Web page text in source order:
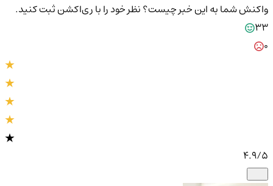
واکنش شما به این خبر چیست؟نظر خود را با ری‌اکشن ثبت کنید.
33
4.9/5